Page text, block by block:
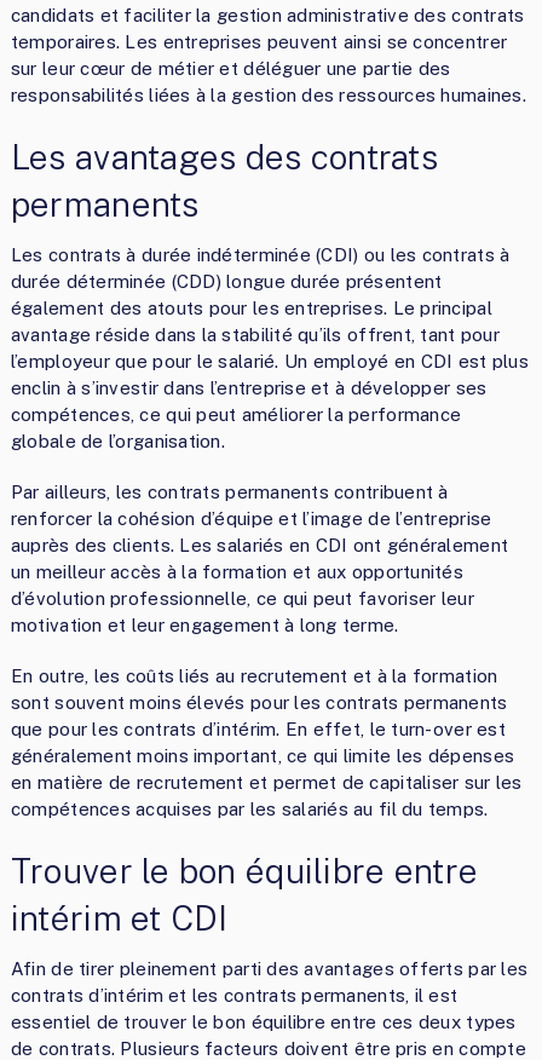
candidats et faciliter la gestion administrative des contrats
temporaires. Les entreprises peuvent ainsi se concentrer
sur leur cœur de métier et déléguer une partie des
responsabilités liées à la gestion des ressources humaines.
Les avantages des contrats
permanents
Les contrats à durée indéterminée (CDI) ou les contrats à
durée déterminée (CDD) longue durée présentent
également des atouts pour les entreprises. Le principal
avantage réside dans la stabilité qu’ils offrent, tant pour
l’employeur que pour le salarié. Un employé en CDI est plus
enclin à s’investir dans l’entreprise et à développer ses
compétences, ce qui peut améliorer la performance
globale de l’organisation.
Par ailleurs, les contrats permanents contribuent à
renforcer la cohésion d’équipe et l’image de l’entreprise
auprès des clients. Les salariés en CDI ont généralement
un meilleur accès à la formation et aux opportunités
d’évolution professionnelle, ce qui peut favoriser leur
motivation et leur engagement à long terme.
En outre, les coûts liés au recrutement et à la formation
sont souvent moins élevés pour les contrats permanents
que pour les contrats d’intérim. En effet, le turn-over est
généralement moins important, ce qui limite les dépenses
en matière de recrutement et permet de capitaliser sur les
compétences acquises par les salariés au fil du temps.
Trouver le bon équilibre entre
intérim et CDI
Afin de tirer pleinement parti des avantages offerts par les
contrats d’intérim et les contrats permanents, il est
essentiel de trouver le bon équilibre entre ces deux types
de contrats. Plusieurs facteurs doivent être pris en compte